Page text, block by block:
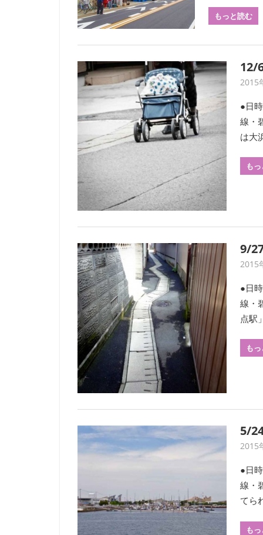
ま
す。
現
学
を
は
じ
め
す
多
彩
な
は、
年
数
回
刊
行
す
る
会
報
ド
察
の
友』
もっと読む
12/
2015
●日
線・
は大
も
9/
2015
●日
線・
点駅
も
5/
2015
●日
線・
てら
も